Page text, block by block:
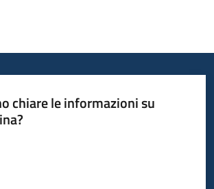
chiare le informazioni su